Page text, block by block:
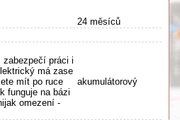
24 měsíců
zabezpečí práci i
má zase
mít po ruce
funguje na bázi
omezení -
akumulátorový